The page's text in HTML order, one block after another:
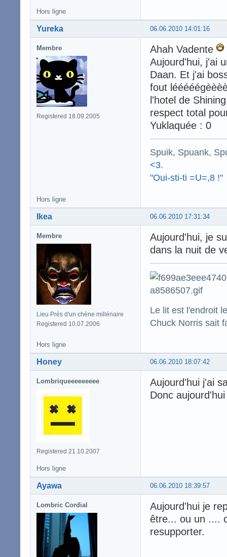
Hors ligne
06.06.2010 14:01:16
Yureka
Membre
Registered 18.09.2005
Ahah Vadente
Aujourd'hui, j'ai
Daan. Et j'ai
fout
l'hotel de
respect total
Yuklaquée : 0
Spuik, Spuank,
<3.
"Oui-sti-ti =U=,8 !"
Hors ligne
06.06.2010 17:31:34
Ikea
Membre
Lieu Près d'un chène millénaire
Registered 10.07.2006
Aujourd'hui, je
dans la nuit de
Le lit est l'endroit
Chuck Norris sait
Hors ligne
06.06.2010 18:07:42
Honey
Lombriqueeeeeeeee
Registered 21.10.2007
Aujourd'hui j'ai
Donc
Hors ligne
06.06.2010 18:39:57
Ayawa
Lombric Cordial
Aujourd'hui je
être... ou un ....
resupporter.